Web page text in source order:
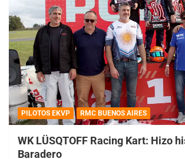
PILOTOS EKVP RMC BUENOS AIRES
WK LÜSQTOFF Racing Kart: Hizo
Baradero